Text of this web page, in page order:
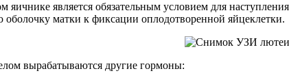
яичнике является обязательным условием для
оболочку матки к фиксации оплодотворенной яйцеклетки.
вырабатываются другие гормоны: